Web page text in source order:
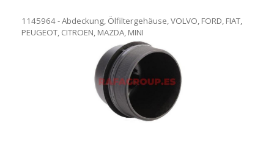
1145964 - Abdeckung, Ölfiltergehäuse, VOLVO, FORD, FIAT,
PEUGEOT, CITROEN, MAZDA, MINI